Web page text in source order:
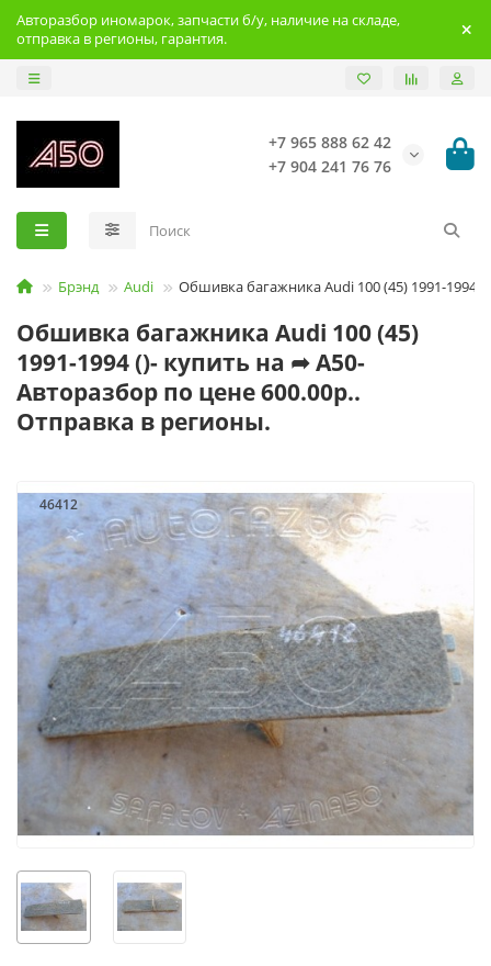
Авторазбор иномарок, запчасти б/у, наличие на складе,
отправка в регионы, гарантия.
+7 965 888 62 42
+7 904 241 76 76
Брэнд Audi Обшивка багажника Audi 100 (45) 1991-1994
Обшивка багажника Audi 100 (45)
1991-1994 ()- купить на ➦ А50-
Авторазбор по цене 600.00р..
Отправка в регионы.
46412